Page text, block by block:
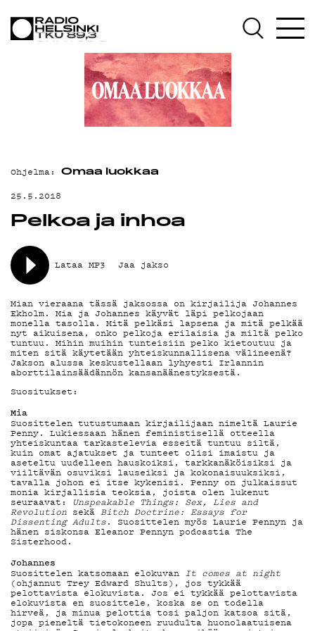
AJANKOHTAISTA
OHJELMAT
TEKIJÄT
ON-DEMAND
PODCAST
MAINOSTA
YHTEYSTIEDOT
G LIVELAB
YSTÄVÄKLUBI
TIETOSUOJA
KIRJAUDU SISÄÄN
Ohjelma: Omaa luokkaa
25.5.2018
Pelkoa ja inhoa
Lataa MP3 Jaa jakso
Mian vieraana tässä jaksossa on kirjailija Johannes
Ekholm. Mia ja Johannes käyvät läpi pelkojaan
monella tasolla. Mitä pelkäsi lapsena ja mitä pelkää
nyt aikuisena, onko pelkoja erilaisia ja miltä pelko
tuntuu. Mihin muihin tunteisiin pelko kietoutuu ja
miten sitä käytetään yhteiskunnallisena välineenä?
Jakson alussa keskustellaan lyhyesti Irlannin
aborttilainsäädännön kansanäänestyksestä.
Suositukset:
Mia
Suosittelen tutustumaan kirjailijaan nimeltä Laurie
Penny. Lukiessaan hänen feministisellä otteella
yhteiskuntaa tarkastelevia esseitä tuntuu siltä,
kuin omat ajatukset ja tunteet olisi imaistu ja
aseteltu uudelleen hauskoiksi, tarkkanäköisiksi ja
viiltävän osuviksi lauseiksi ja kokonaisuuksiksi,
tavalla johon ei itse kykenisi. Penny on julkaissut
monia kirjallisia teoksia, joista olen lukenut
seuraavat:
Unspeakable Things: Sex, Lies and
Revolution sekä Bitch Doctrine: Essays for
Dissenting Adults. Suosittelen myös Laurie Pennyn ja
hänen siskonsa Eleanor Pennyn podcastia The
Sisterhood.
Johannes
Suosittelen katsomaan elokuvan It comes at night
(ohjannut Trey Edward Shults), jos tykkää
pelottavista elokuvista. Jos ei tykkää pelottavista
elokuvista en suosittele, koska se on todella
hirveä, ja minua pelottia tosi paljon katsoa sitä,
jopa pieneltä tietokoneen ruudulta huonolaatuisena